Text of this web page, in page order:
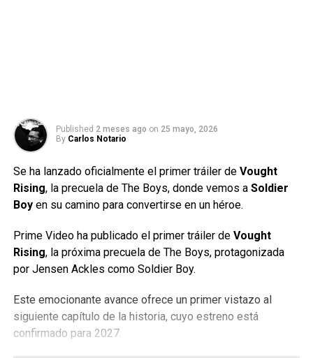
Published 2 meses ago on 25 mayo, 2026
By Carlos Notario
Se ha lanzado oficialmente el primer tráiler de Vought
Rising, la precuela de The Boys, donde vemos a Soldier
Boyen su camino para convertirse en un héroe.
Prime Video ha publicado el primer tráiler de Vought
Rising, la próxima precuela de The Boys, protagonizada
por Jensen Ackles como Soldier Boy.
Este emocionante avance ofrece un primer vistazo al
siguiente capítulo de la historia, cuyo estreno está
confirmado para 2027.